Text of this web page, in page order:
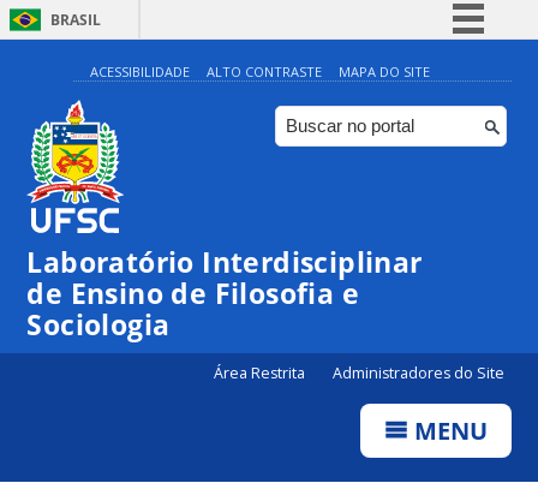
BRASIL
Simplifique!
Comunica BR
Participe
Canais
ACESSIBILIDADE ALTO CONTRASTE MAPA DO SITE
Laboratório Interdisciplinar
de Ensino de Filosofia e
Sociologia
Área Restrita Administradores do Site
MENU